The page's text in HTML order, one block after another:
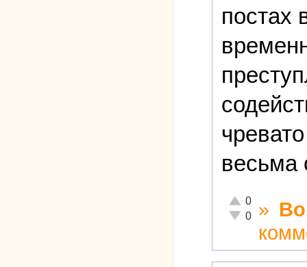
постах
весьма
Отлично!
0
Неадекватно!
0 »